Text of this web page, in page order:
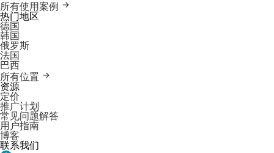
所有使用案例
热门地区
德国
韩国
俄罗斯
法国
巴西
所有位置
资源
定价
推广计划
常见问题解答
用户指南
博客
联系我们